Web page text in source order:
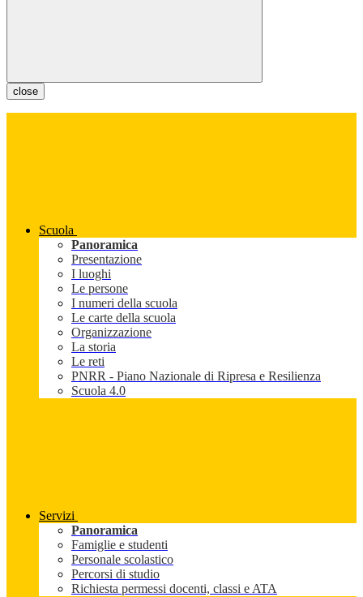
close
Scuola
Panoramica
Presentazione
I luoghi
Le persone
I numeri della scuola
Le carte della scuola
Organizzazione
La storia
Le reti
PNRR - Piano Nazionale di Ripresa e Resilienza
Scuola 4.0
Servizi
Panoramica
Famiglie e studenti
Personale scolastico
Percorsi di studio
Richiesta permessi docenti, classi e ATA